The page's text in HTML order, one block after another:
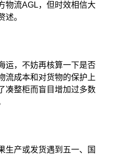
物流AGL，但时效相信大
述。
运，不妨再核算一下是否
流成本和对货物的保护上
凑整柜而盲目增加过多数
生产或发货遇到五一、国